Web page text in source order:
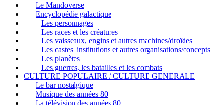
Le Mandoverse
Encyclopédie galactique
Les personnages
Les races et les créatures
Les vaisseaux, engins et autres machines/droïdes
Les castes, institutions et autres organisations/concepts
Les planètes
Les guerres, les batailles et les combats
CULTURE POPULAIRE / CULTURE GENERALE
Le bar nostalgique
Musique des années 80
La télévision des années 80